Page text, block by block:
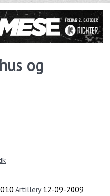
og
Artillery 12-09-2009